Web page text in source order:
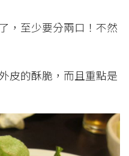
，至少要分兩口！不然
皮的酥脆，而且重點是